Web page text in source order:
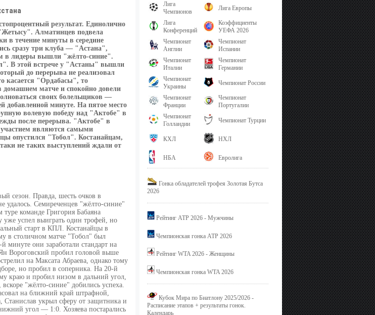
результат. Единолично
Алматинцев подвела
в течение минуты в середине
сразу три клуба — "Астана",
в лидеры вышли "жёлто-синие".
В этой встрече у "Астаны" вышли
до перерыва не реализовал
касается "Ордабасы", то
матче и спокойно довели
своих болельщиков —
добавленной минуте. На пятое место
волевую победу над "Актобе" в
после перерыва. "Актобе" в
участием являются самыми
опустился "Тобол". Костанайцам,
не таких выступлений ждали от
сезон. Правда, шесть очков в
удалось. Семиреченцев "жёлто-синие"
команде Григория Бабаяна
уже успел выиграть один трофей, но
старт в КПЛ. Костанайцы в
в столичном матче "Тобол" был
минуте они заработали стандарт на
Вороговский пробил головой выше
на Максата Абраева, однако тому
но пробил в соперника. На 20-й
краю и пробил низом в дальний угол,
"жёлто-синие" добились успеха.
на ближний край штрафной,
Станислав укрыл сферу от защитника и
угол — 1:0. Хозяева постарались
Лига
Чемпионов
Лига Европы
Лига
Конференций
Коэффициенты
УЕФА 2026
Чемпионат
Англии
Чемпионат
Испании
Чемпионат
Италии
Чемпионат
Германии
Чемпионат
Украины
Чемпионат России
Чемпионат
Франции
Чемпионат
Португалии
Чемпионат
Голландии
Чемпионат Турции
КХЛ НХЛ
НБА Евролига
Гонка обладателей трофея Золотая Бутса
2026
Рейтинг ATP 2026 - Мужчины
Чемпионская гонка ATP 2026
Рейтинг WTA 2026 - Женщины
Чемпионская гонка WTA 2026
Кубок Мира по Биатлону 2025/2026 -
Расписание этапов + результаты гонок.
Календарь